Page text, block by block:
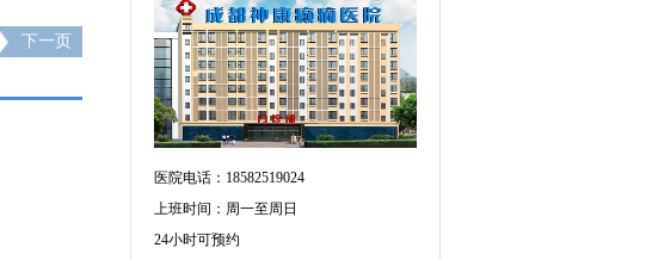
下一页
医院电话：18582519024
上班时间：周一至周日
24小时可预约